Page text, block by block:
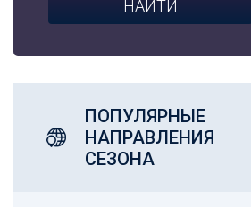
ПОПУЛЯРНЫЕ
НАПРАВЛЕНИЯ
СЕЗОНА